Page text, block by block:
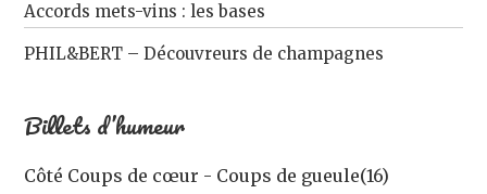
Accords mets-vins : les bases
PHIL&BERT – Découvreurs de champagnes
Billets d’humeur
Côté Coups de cœur - Coups de gueule(16)